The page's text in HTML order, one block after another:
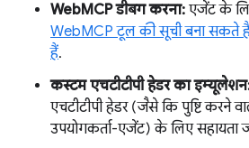
WebMCP डीबग करना: एजेंट के
WebMCP टूल की सूची बना सकते
हैं.
कस्टम एचटीटीपी हेडर का
एचटीटीपी हेडर (जैसे कि पुष्टि करने
उपयोगकर्ता-एजेंट) के लिए सहायता